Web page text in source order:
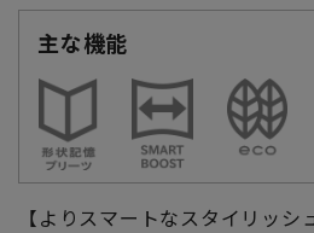
主な機能
【よりスマートなスタイリッシ